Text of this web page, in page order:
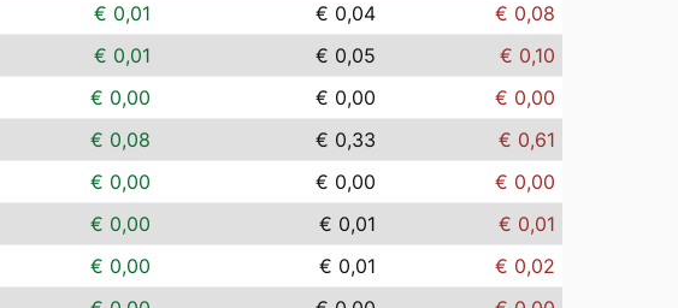
€ 0,01 € 0,04
€ 0,08
€ 0,01 € 0,05
€ 0,10
€ 0,00 € 0,00
€ 0,00
€ 0,08 € 0,33
€ 0,61
€ 0,00 € 0,00
€ 0,00
€ 0,00 € 0,01
€ 0,01
€ 0,00 € 0,01
€ 0,02